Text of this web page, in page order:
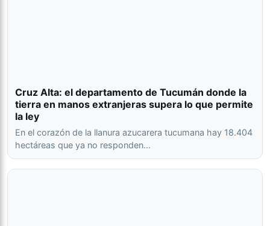
Cruz Alta: el departamento de Tucumán donde la
tierra en manos extranjeras supera lo que permite
la ley
En el corazón de la llanura azucarera tucumana hay 18.404
hectáreas que ya no responden…